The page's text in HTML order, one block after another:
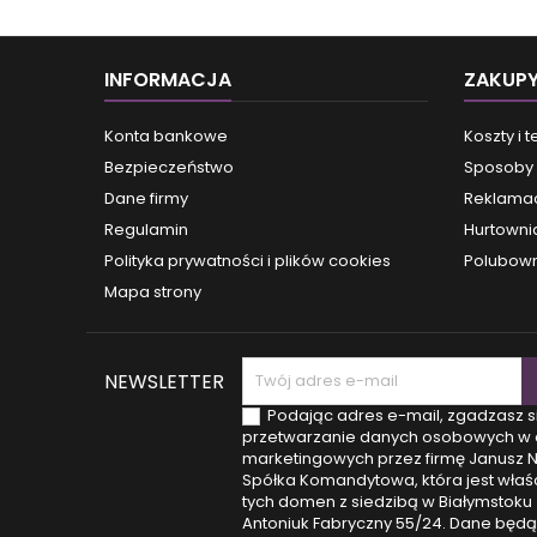
-
typu
INFORMACJA
Konta bankowe
Bezpieczeństwo
Dane firmy
Regulamin
Polityka prywatności i plików cookies
Mapa strony
Koszty i
Sposoby
NEWSLETTER
Podając adres e-mail, zgadzasz
przetwarzanie danych osobowych w
marketingowych przez firmę Janusz
Spółka Komandytowa, która jest
tych domen z siedzibą w Białymstoku
Antoniuk Fabryczny 55/24. Dane będą